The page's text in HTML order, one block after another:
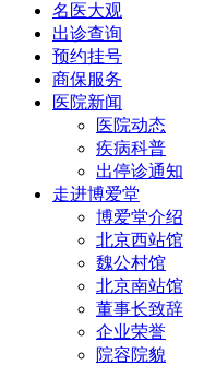
名医大观
出诊查询
预约挂号
商保服务
医院新闻
医院动态
疾病科普
出停诊通知
走进博爱堂
博爱堂介绍
北京西站馆
魏公村馆
北京南站馆
董事长致辞
企业荣誉
院容院貌